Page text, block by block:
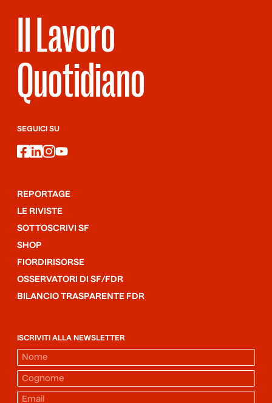
Il Lavoro
Quotidiano
SEGUICI SU
facebook
linkedin
instagram
youtube
REPORTAGE
LE RIVISTE
SOTTOSCRIVI SF
SHOP
FIORDIRISORSE
OSSERVATORI DI SF/FDR
BILANCIO TRASPARENTE FDR
ISCRIVITI ALLA NEWSLETTER